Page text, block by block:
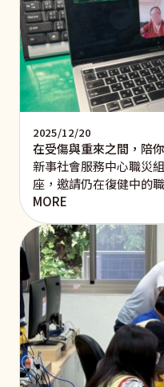
2025/12/20
在受傷與重來之間，陪
新事社會服務中心職災
座，邀請仍在復健中的
MORE